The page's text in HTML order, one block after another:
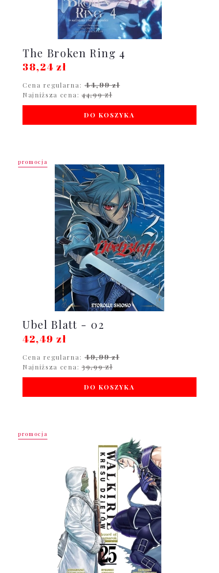
The Broken Ring 4
38,24 zł
Cena regularna: 44,99 zł
Najniższa cena: 44,99 zł
DO KOSZYKA
Ubel Blatt - 02
42,49 zł
Cena regularna: 49,99 zł
Najniższa cena: 39,99 zł
DO KOSZYKA
promocja
promocja